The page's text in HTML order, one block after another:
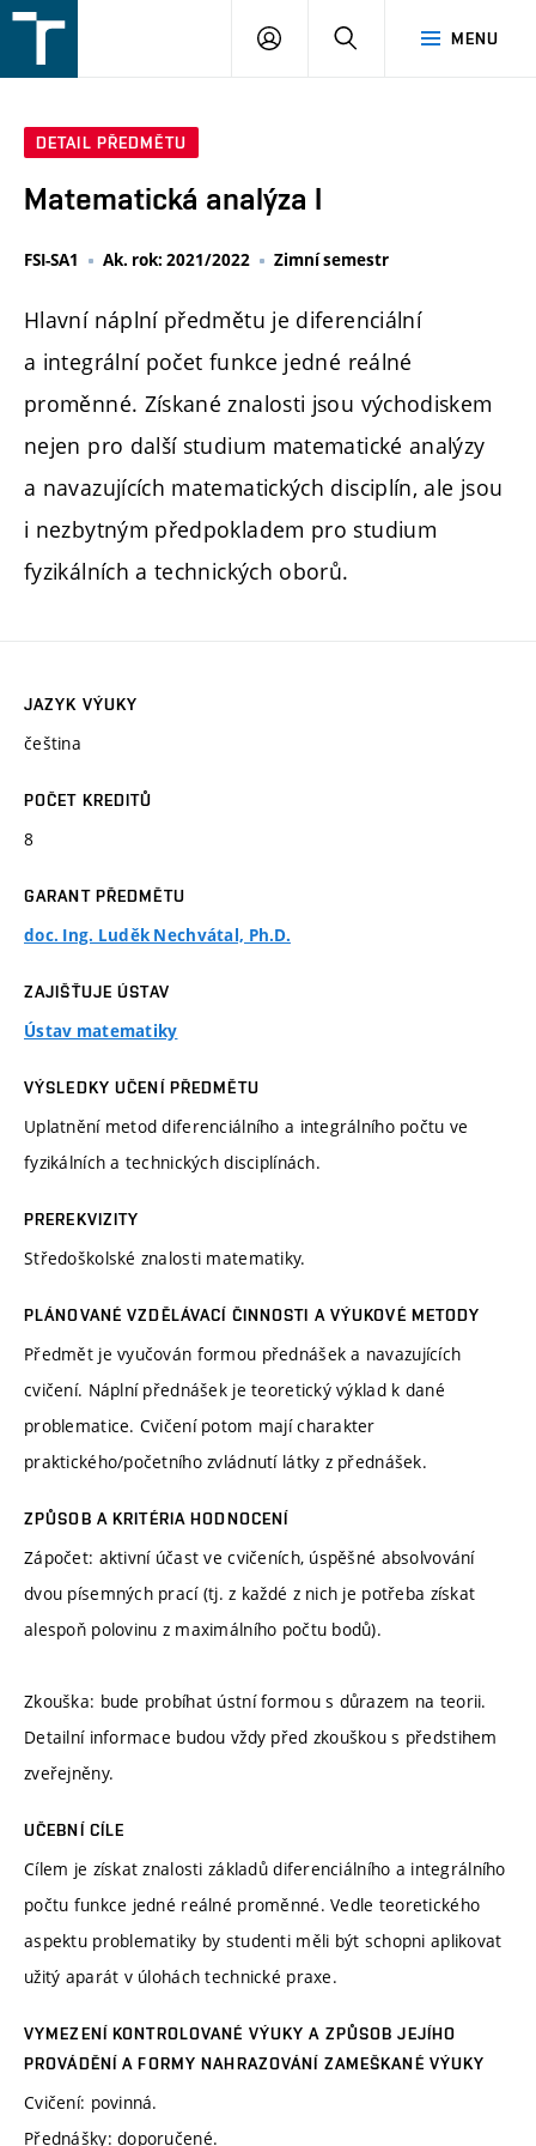
v
MENU
PŘIHLÁŠENÍ
DETAIL PŘEDMĚTU
Matematická analýza I
FSI-SA1 Ak. rok: 2021/2022 Zimní semestr
Hlavní náplní předmětu je diferenciální
a integrální počet funkce jedné reálné
proměnné. Získané znalosti jsou východiskem
nejen pro další studium matematické analýzy
a navazujících matematických disciplín, ale jsou
i nezbytným předpokladem pro studium
fyzikálních a technických oborů.
JAZYK VÝUKY
čeština
POČET KREDITŮ
8
GARANT PŘEDMĚTU
doc. Ing. Luděk Nechvátal, Ph.D.
ZAJIŠŤUJE ÚSTAV
Ústav matematiky
VÝSLEDKY UČENÍ PŘEDMĚTU
Uplatnění metod diferenciálního a integrálního počtu ve
fyzikálních a technických disciplínách.
PREREKVIZITY
Středoškolské znalosti matematiky.
PLÁNOVANÉ VZDĚLÁVACÍ ČINNOSTI A VÝUKOVÉ METODY
Předmět je vyučován formou přednášek a navazujících
cvičení. Náplní přednášek je teoretický výklad k dané
problematice. Cvičení potom mají charakter
praktického/početního zvládnutí látky z přednášek.
ZPŮSOB A KRITÉRIA HODNOCENÍ
Zápočet: aktivní účast ve cvičeních, úspěšné absolvování
dvou písemných prací (tj. z každé z nich je potřeba získat
alespoň polovinu z maximálního počtu bodů).
Zkouška: bude probíhat ústní formou s důrazem na teorii.
Detailní informace budou vždy před zkouškou s předstihem
zveřejněny.
UČEBNÍ CÍLE
Cílem je získat znalosti základů diferenciálního a integrálního
počtu funkce jedné reálné proměnné. Vedle teoretického
aspektu problematiky by studenti měli být schopni aplikovat
užitý aparát v úlohách technické praxe.
VYMEZENÍ KONTROLOVANÉ VÝUKY A ZPŮSOB JEJÍHO
PROVÁDĚNÍ A FORMY NAHRAZOVÁNÍ ZAMEŠKANÉ VÝUKY
Cvičení: povinná.
Přednášky: doporučené.